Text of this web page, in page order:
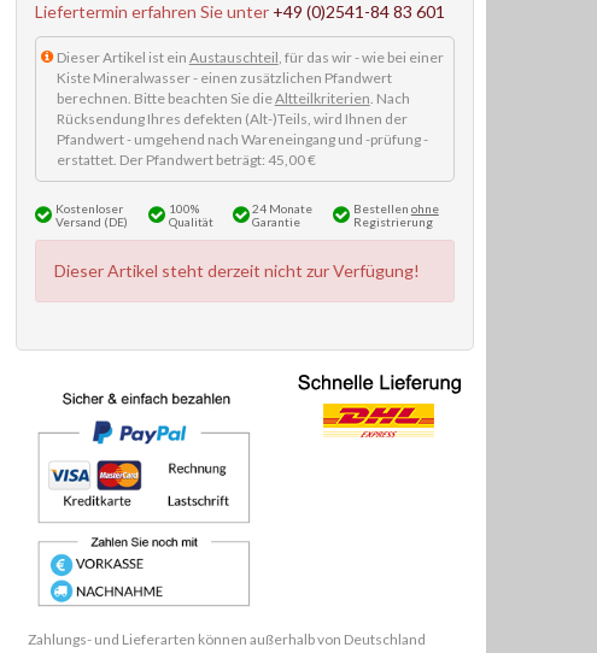
Liefertermin erfahren Sie unter +49 (0)2541-84 83 601
Dieser Artikel ist ein Austauschteil, für das wir - wie bei einer
Kiste Mineralwasser - einen zusätzlichen Pfandwert
berechnen. Bitte beachten Sie dieAltteilkriterien. Nach
Rücksendung Ihres defekten (Alt-)Teils, wird Ihnen der
Pfandwert - umgehend nach Wareneingang und -prüfung -
erstattet. Der Pfandwert beträgt: 45,00 €
Kostenloser
Versand (DE)
100%
Qualität
24 Monate
Garantie
Bestellen ohne
Registrierung
Dieser Artikel steht derzeit nicht zur Verfügung!
Zahlungs- und Lieferarten können außerhalb von Deutschland